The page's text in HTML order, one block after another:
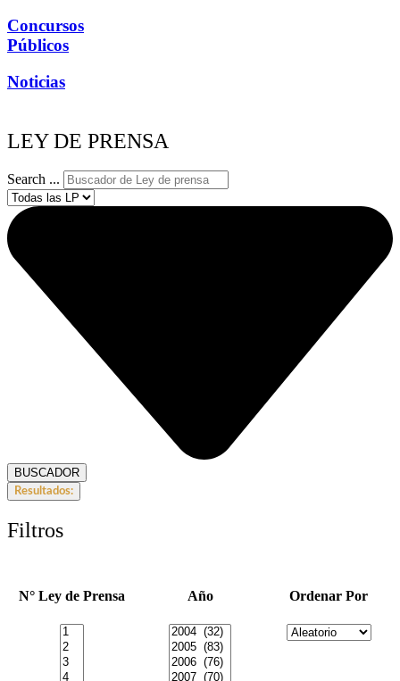
Concursos
Públicos
Noticias
LEY DE PRENSA
Search ...
BUSCADOR
Resultados:
Filtros
N° Ley de Prensa Año Ordenar Por